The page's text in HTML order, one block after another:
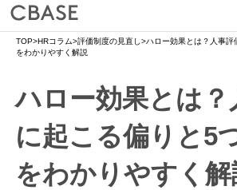
サービス
活用シーン
導入事例
セミナー情報
TOP>HRコラム>評価制度の見直し>ハロー効果とは？人事
をわかりやすく解説
ハロー効果とは？
に起こる偏りと5
をわかりやすく解